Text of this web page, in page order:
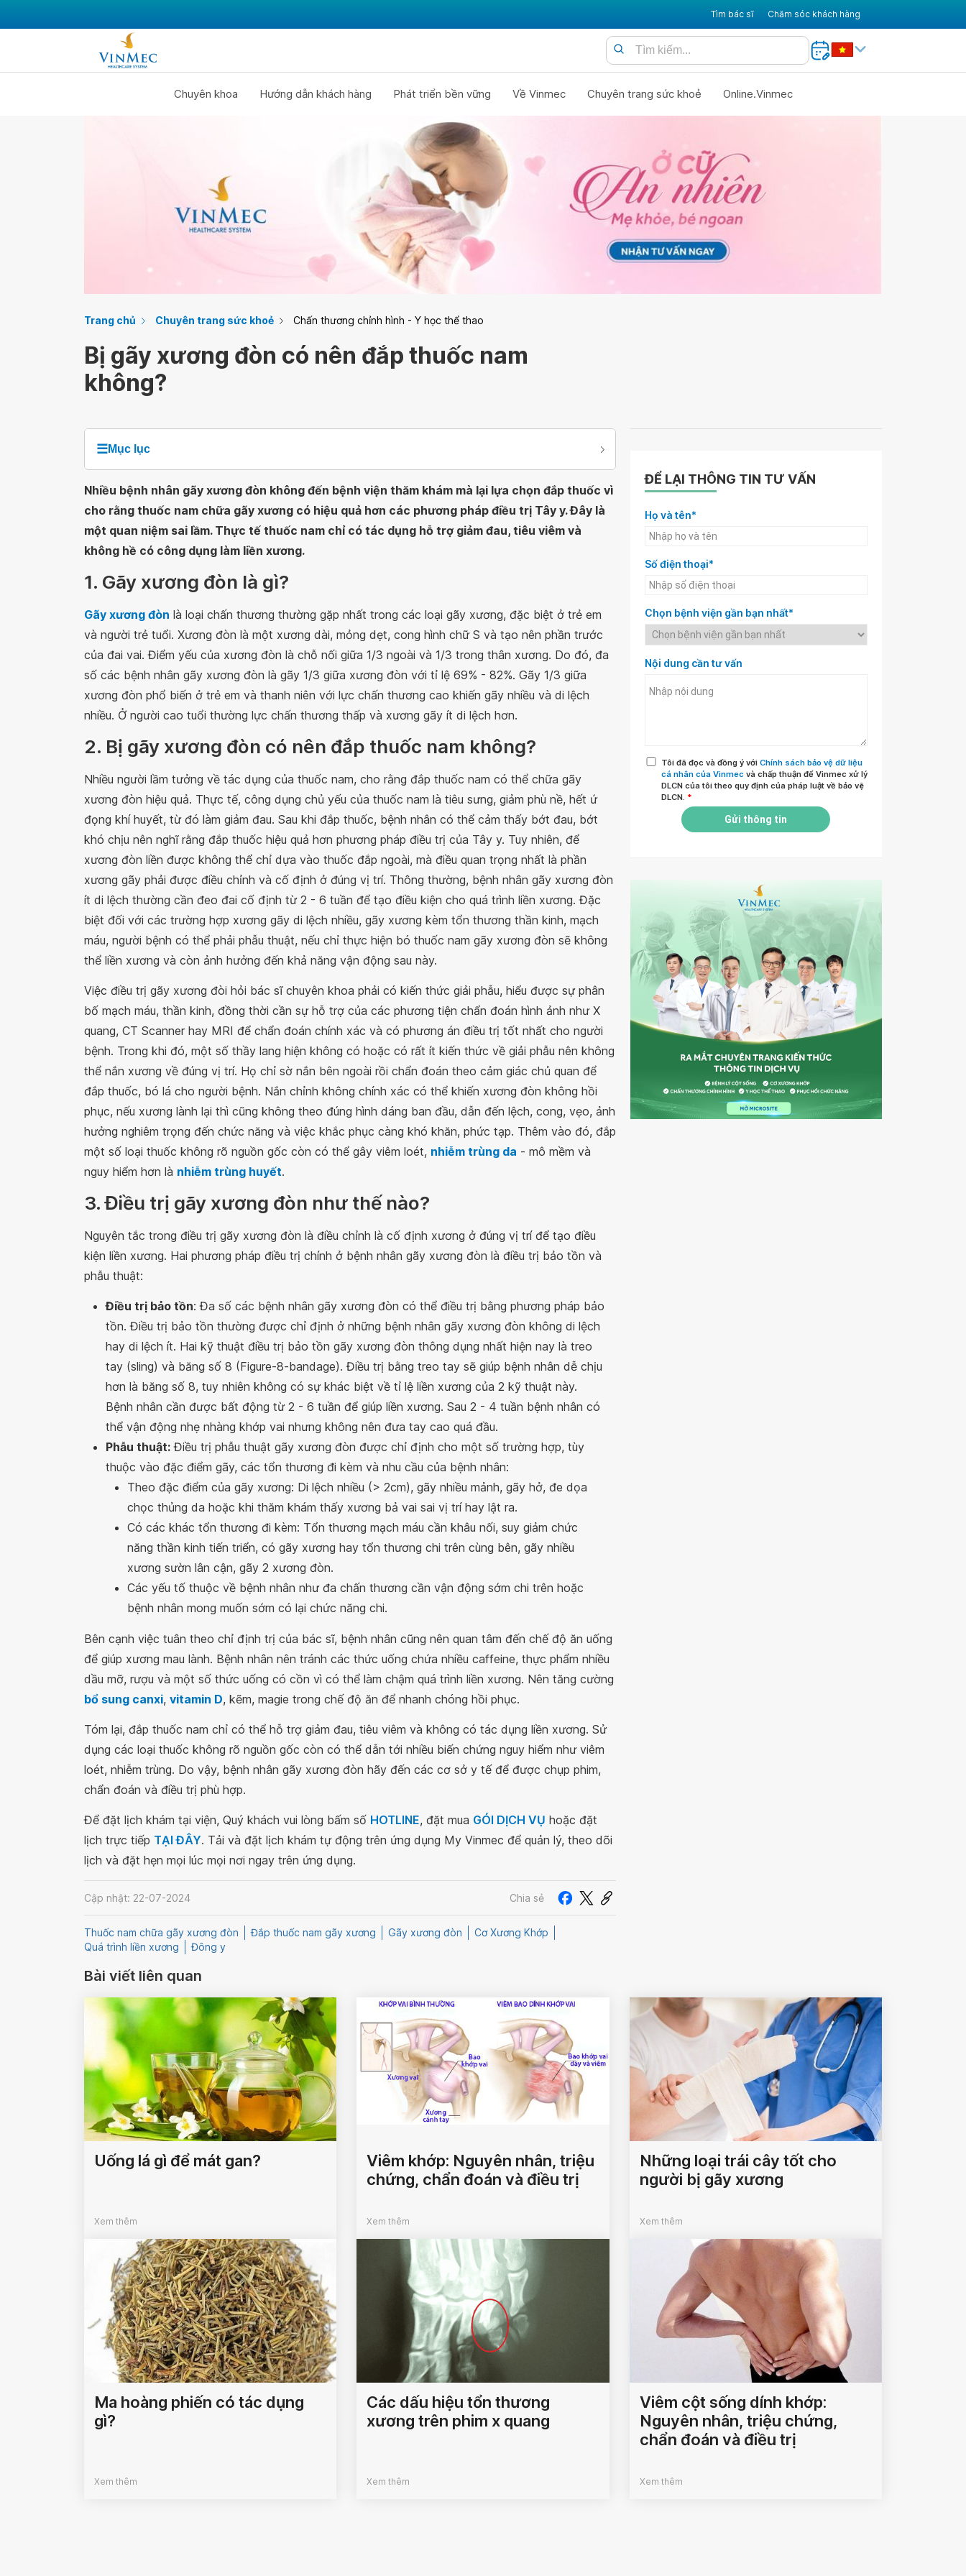
Tìm bác sĩ Chăm sóc khách hàng
Chuyên khoa Hướng dẫn khách hàng Phát triển bền vững Về Vinmec Chuyên trang sức khoẻ Online.Vinmec
Trang chủ Chuyên trang sức khoẻ Chấn thương chỉnh hình - Y học thể thao
Bị gãy xương đòn có nên đắp thuốc nam
không?
☰Mục lục
Nhiều bệnh nhân gãy xương đòn không đến bệnh viện thăm khám mà lại lựa chọn đắp thuốc vì
cho rằng thuốc nam chữa gãy xương có hiệu quả hơn các phương pháp điều trị Tây y. Đây là
một quan niệm sai lầm. Thực tế thuốc nam chỉ có tác dụng hỗ trợ giảm đau, tiêu viêm và
không hề có công dụng làm liền xương.
1. Gãy xương đòn là gì?
Gãy xương đòn là loại chấn thương thường gặp nhất trong các loại gãy xương, đặc biệt ở trẻ em
và người trẻ tuổi. Xương đòn là một xương dài, mỏng dẹt, cong hình chữ S và tạo nên phần trước
của đai vai. Điểm yếu của xương đòn là chỗ nối giữa 1/3 ngoài và 1/3 trong thân xương. Do đó, đa
số các bệnh nhân gãy xương đòn là gãy 1/3 giữa xương đòn với tỉ lệ 69% - 82%. Gãy 1/3 giữa
xương đòn phổ biến ở trẻ em và thanh niên với lực chấn thương cao khiến gãy nhiều và di lệch
nhiều. Ở người cao tuổi thường lực chấn thương thấp và xương gãy ít di lệch hơn.
2. Bị gãy xương đòn có nên đắp thuốc nam không?
Nhiều người lầm tưởng về tác dụng của thuốc nam, cho rằng đắp thuốc nam có thể chữa gãy
xương đòn hiệu quả. Thực tế, công dụng chủ yếu của thuốc nam là tiêu sưng, giảm phù nề, hết ứ
đọng khí huyết, từ đó làm giảm đau. Sau khi đắp thuốc, bệnh nhân có thể cảm thấy bớt đau, bớt
khó chịu nên nghĩ rằng đắp thuốc hiệu quả hơn phương pháp điều trị của Tây y. Tuy nhiên, để
xương đòn liền được không thể chỉ dựa vào thuốc đắp ngoài, mà điều quan trọng nhất là phần
xương gãy phải được điều chỉnh và cố định ở đúng vị trí. Thông thường, bệnh nhân gãy xương đòn
ít di lệch thường cần đeo đai cố định từ 2 - 6 tuần để tạo điều kiện cho quá trình liền xương. Đặc
biệt đối với các trường hợp xương gãy di lệch nhiều, gãy xương kèm tổn thương thần kinh, mạch
máu, người bệnh có thể phải phẫu thuật, nếu chỉ thực hiện bó thuốc nam gãy xương đòn sẽ không
thể liền xương và còn ảnh hưởng đến khả năng vận động sau này.
Việc điều trị gãy xương đòi hỏi bác sĩ chuyên khoa phải có kiến thức giải phẫu, hiểu được sự phân
bố mạch máu, thần kinh, đồng thời cần sự hỗ trợ của các phương tiện chẩn đoán hình ảnh như X
quang, CT Scanner hay MRI để chẩn đoán chính xác và có phương án điều trị tốt nhất cho người
bệnh. Trong khi đó, một số thầy lang hiện không có hoặc có rất ít kiến thức về giải phẫu nên không
thể nắn xương về đúng vị trí. Họ chỉ sờ nắn bên ngoài rồi chẩn đoán theo cảm giác chủ quan để
đắp thuốc, bó lá cho người bệnh. Nắn chỉnh không chính xác có thể khiến xương đòn không hồi
phục, nếu xương lành lại thì cũng không theo đúng hình dáng ban đầu, dẫn đến lệch, cong, vẹo, ảnh
hưởng nghiêm trọng đến chức năng và việc khắc phục càng khó khăn, phức tạp. Thêm vào đó, đắp
một số loại thuốc không rõ nguồn gốc còn có thể gây viêm loét, nhiễm trùng da - mô mềm và
nguy hiểm hơn là nhiễm trùng huyết.
3. Điều trị gãy xương đòn như thế nào?
Nguyên tắc trong điều trị gãy xương đòn là điều chỉnh là cố định xương ở đúng vị trí để tạo điều
kiện liền xương. Hai phương pháp điều trị chính ở bệnh nhân gãy xương đòn là điều trị bảo tồn và
phẫu thuật:
Điều trị bảo tồn: Đa số các bệnh nhân gãy xương đòn có thể điều trị bằng phương pháp bảo
tồn. Điều trị bảo tồn thường được chỉ định ở những bệnh nhân gãy xương đòn không di lệch
hay di lệch ít. Hai kỹ thuật điều trị bảo tồn gãy xương đòn thông dụng nhất hiện nay là treo
tay (sling) và băng số 8 (Figure-8-bandage). Điều trị bằng treo tay sẽ giúp bệnh nhân dễ chịu
hơn là băng số 8, tuy nhiên không có sự khác biệt về tỉ lệ liền xương của 2 kỹ thuật này.
Bệnh nhân cần được bất động từ 2 - 6 tuần để giúp liền xương. Sau 2 - 4 tuần bệnh nhân có
thể vận động nhẹ nhàng khớp vai nhưng không nên đưa tay cao quá đầu.
Phẫu thuật: Điều trị phẫu thuật gãy xương đòn được chỉ định cho một số trường hợp, tùy
thuộc vào đặc điểm gãy, các tổn thương đi kèm và nhu cầu của bệnh nhân:
Theo đặc điểm của gãy xương: Di lệch nhiều (> 2cm), gãy nhiều mảnh, gãy hở, đe dọa
chọc thủng da hoặc khi thăm khám thấy xương bả vai sai vị trí hay lật ra.
Có các khác tổn thương đi kèm: Tổn thương mạch máu cần khâu nối, suy giảm chức
năng thần kinh tiến triển, có gãy xương hay tổn thương chi trên cùng bên, gãy nhiều
xương sườn lân cận, gãy 2 xương đòn.
Các yếu tố thuộc về bệnh nhân như đa chấn thương cần vận động sớm chi trên hoặc
bệnh nhân mong muốn sớm có lại chức năng chi.
Bên cạnh việc tuân theo chỉ định trị của bác sĩ, bệnh nhân cũng nên quan tâm đến chế độ ăn uống
để giúp xương mau lành. Bệnh nhân nên tránh các thức uống chứa nhiều caffeine, thực phẩm nhiều
dầu mỡ, rượu và một số thức uống có cồn vì có thể làm chậm quá trình liền xương. Nên tăng cường
bổ sung canxi, vitamin D, kẽm, magie trong chế độ ăn để nhanh chóng hồi phục.
Tóm lại, đắp thuốc nam chỉ có thể hỗ trợ giảm đau, tiêu viêm và không có tác dụng liền xương. Sử
dụng các loại thuốc không rõ nguồn gốc còn có thể dẫn tới nhiều biến chứng nguy hiểm như viêm
loét, nhiễm trùng. Do vậy, bệnh nhân gãy xương đòn hãy đến các cơ sở y tế để được chụp phim,
chẩn đoán và điều trị phù hợp.
Để đặt lịch khám tại viện, Quý khách vui lòng bấm số HOTLINE, đặt mua GÓI DỊCH VỤ hoặc đặt
lịch trực tiếp TẠI ĐÂY. Tải và đặt lịch khám tự động trên ứng dụng My Vinmec để quản lý, theo dõi
lịch và đặt hẹn mọi lúc mọi nơi ngay trên ứng dụng.
Cập nhật: 22-07-2024 Chia sẻ
Thuốc nam chữa gãy xương đòn Đắp thuốc nam gãy xương Gãy xương đòn
Cơ Xương Khớp
Quá trình liền xương
Đông y
ĐỂ LẠI THÔNG TIN TƯ VẤN
Họ và tên*
Số điện thoại*
Chọn bệnh viện gần bạn nhất*
Nội dung cần tư vấn
Tôi đã đọc và đồng ý với Chính sách bảo vệ dữ liệu
cá nhân của Vinmec và chấp thuận để Vinmec xử lý
DLCN của tôi theo quy định của pháp luật về bảo vệ
DLCN. *
Gửi thông tin
Bài viết liên quan
Uống lá gì để mát gan?
Xem thêm
Viêm khớp: Nguyên nhân, triệu
chứng, chẩn đoán và điều trị
Xem thêm
Những loại trái cây tốt cho
người bị gãy xương
Xem thêm
Ma hoàng phiến có tác dụng
gì?
Xem thêm
Các dấu hiệu tổn thương
xương trên phim x quang
Xem thêm
Viêm cột sống dính khớp:
Nguyên nhân, triệu chứng,
chẩn đoán và điều trị
Xem thêm